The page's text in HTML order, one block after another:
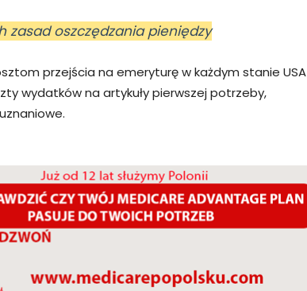
zasad oszczędzania pieniędzy
przejścia na emeryturę w każdym stanie USA
wydatków na artykuły pierwszej potrzeby,